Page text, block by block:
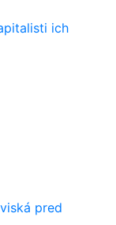
ich
pred